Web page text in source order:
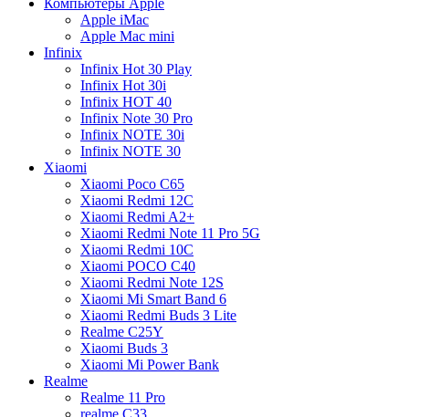
Компьютеры Apple
Apple iMac
Apple Mac mini
Infinix
Infinix Hot 30 Play
Infinix Hot 30i
Infinix HOT 40
Infinix Note 30 Pro
Infinix NOTE 30i
Infinix NOTE 30
Xiaomi
Xiaomi Poco C65
Xiaomi Redmi 12C
Xiaomi Redmi A2+
Xiaomi Redmi Note 11 Pro 5G
Xiaomi Redmi 10C
Xiaomi POCO C40
Xiaomi Redmi Note 12S
Xiaomi Mi Smart Band 6
Xiaomi Redmi Buds 3 Lite
Realme C25Y
Xiaomi Buds 3
Xiaomi Mi Power Bank
Realme
Realme 11 Pro
realme C33